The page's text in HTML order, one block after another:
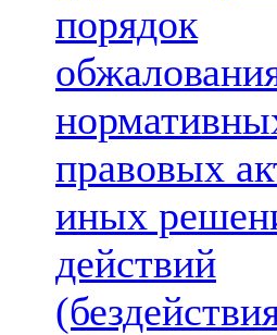
порядок
правовых
иных
действий